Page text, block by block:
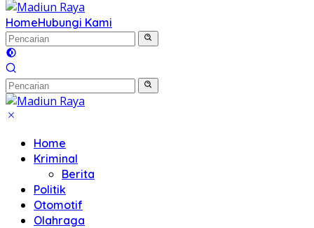
HomeHubungi Kami
Home
Kriminal
Berita
Politik
Otomotif
Olahraga